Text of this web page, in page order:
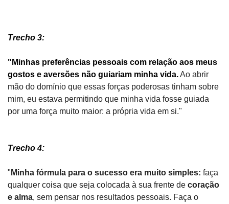
Trecho 3:
"Minhas preferências pessoais com relação aos meus
gostos e aversões não guiariam minha vida. Ao abrir
mão do domínio que essas forças poderosas tinham sobre
mim, eu estava permitindo que minha vida fosse guiada
por uma força muito maior: a própria vida em si."
Trecho 4:
" Minha fórmula para o sucesso era muito simples: faça
qualquer coisa que seja colocada à sua frente de coração
e alma, sem pensar nos resultados pessoais. Faça o